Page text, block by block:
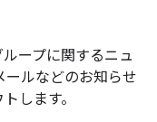
ープに関するニュ
ールなどのお知らせ
します。